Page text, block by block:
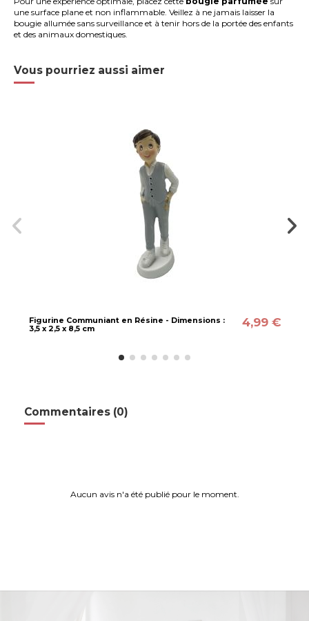
une surface plane et non inflammable. Veillez à ne jamais laisser la
bougie allumée sans surveillance et à tenir hors de la portée des enfants
et des animaux domestiques.
Vous pourriez aussi aimer
Figurine Communiant en Résine - Dimensions :
3,5 x 2,5 x 8,5 cm
4,99 €
Commentaires (0)
Aucun avis n'a été publié pour le moment.